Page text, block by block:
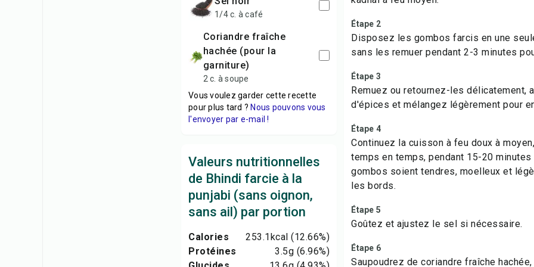
1/4 c. à café
coriandre fraîche
hachée (pour la
garniture)
2 c. à soupe
Vous voulez garder cette recette
pour plus tard ? Nous pouvons vous
l'envoyer par e-mail !
Valeurs nutritionnelles
de Bhindi farcie à la
punjabi (sans oignon,
sans ail) par portion
Calories 253.1kcal (12.66%)
Protéines
3.5g (6.96%)
Étape 2
Disposez les gombos farcis en une
sans les remuer pendant 2-3 minutes
Étape 3
Remuez ou retournez-les délicatement,
d'épices et mélangez légèrement pour
Étape 4
Continuez la cuisson à feu doux à
temps en temps, pendant 15-20
gombos soient tendres, moelleux et
les bords.
Étape 5
Goûtez et ajustez le sel si nécessaire.
Étape 6
Saupoudrez de coriandre fraîche